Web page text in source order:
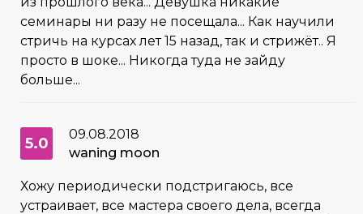
семинары ни разу не посещала... Как научили
стричь на курсах лет 15 назад, так и стрижёт.. Я
просто в шоке... Никогда туда не зайду
больше...
5.0
09.08.2018
waning moon
Хожу периодически подстригаюсь, все
устраивает, все мастера своего дела, всегда